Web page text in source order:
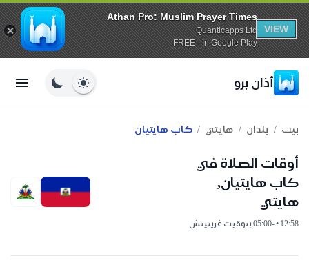
Athan Pro: Muslim Prayer Times
Quanticapps Ltd
FREE - In Google Play
VIEW
أذان برو
بيت / بلدان / هايتي / كاب هايتيان
أوقات الصلاة في
كاب هايتيان,
هايتي
12:58 • -05:00 بتوقيت غرينيتش